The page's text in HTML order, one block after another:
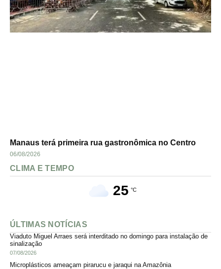
Manaus terá primeira rua gastronômica no Centro
06/08/2026
CLIMA E TEMPO
25 °C
ÚLTIMAS NOTÍCIAS
Viaduto Miguel Arraes será interditado no domingo para instalação de
sinalização
07/08/2026
Microplásticos ameaçam pirarucu e jaraqui na Amazônia